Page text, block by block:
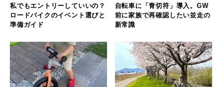
私でもエントリーしていいの？
ロードバイクのイベント選びと
準備ガイド
自転車に「青切符」導入。GW
前に家族で再確認したい並走の
新常識